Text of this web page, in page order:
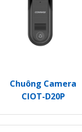
Chuông Camera
CIOT-D20P